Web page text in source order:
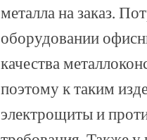
металла на заказ.
оборудовании
качества
поэтому к таким
электрощиты и